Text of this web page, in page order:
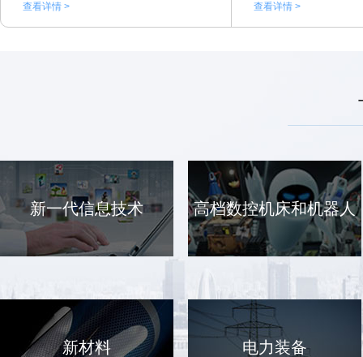
查看详情 > 查看详情 >
新一代信息技术 高档数控机床和机器人
新材料 电力装备